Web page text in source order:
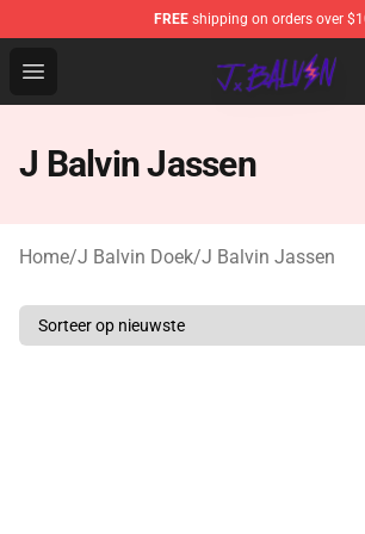
FREE shipping on orders over
Open menu
J Balvin Store - Official J Balvin
J Balvin Jassen
Home/J Balvin Doek/J Balvin Jassen